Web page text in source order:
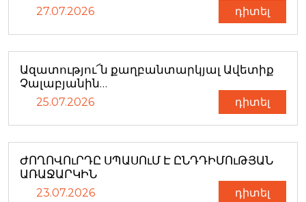
27.07.2026 դիտել
Ազատությու՜ն քաղբանտարկյալ Ավետիք
Չալաբյանին…
25.07.2026 դիտել
ԺՈՂՈՎՈւՐԴԸ ՍՊԱՍՈւՄ Է ԸՆԴԴԻՄՈւԹՅԱՆ
ԱՌԱՋԱՐԿԻՆ
23.07.2026 դիտել